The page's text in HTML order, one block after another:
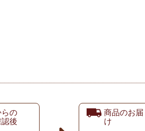
の
後
商品のお届
け